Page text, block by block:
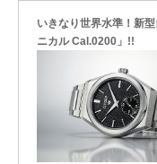
いきなり世界水準！新
ニカル Cal.0200」!!